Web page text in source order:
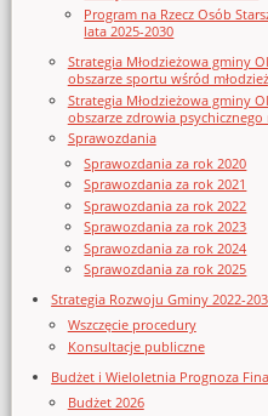
Program na Rzecz Osób
lata 2025-2030
Strategia Młodzieżowa gminy
obszarze sportu wśród
Strategia Młodzieżowa gminy
obszarze zdrowia psychicznego
Sprawozdania
Sprawozdania za rok 2020
Sprawozdania za rok 2021
Sprawozdania za rok 2022
Sprawozdania za rok 2023
Sprawozdania za rok 2024
Sprawozdania za rok 2025
Strategia Rozwoju Gminy 2022-
Wszczęcie procedury
Konsultacje publiczne
Budżet i Wieloletnia Prognoza
Budżet 2026